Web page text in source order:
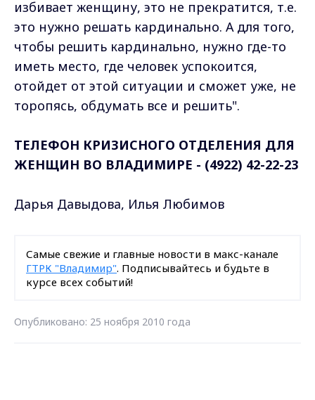
избивает женщину, это не прекратится, т.е.
это нужно решать кардинально. А для того,
чтобы решить кардинально, нужно где-то
иметь место, где человек успокоится,
отойдет от этой ситуации и сможет уже, не
торопясь, обдумать все и решить".
ТЕЛЕФОН КРИЗИСНОГО ОТДЕЛЕНИЯ ДЛЯ
ЖЕНЩИН ВО ВЛАДИМИРЕ - (4922) 42-22-23
Дарья Давыдова, Илья Любимов
Самые свежие и главные новости в макс-канале
ГТРК "Владимир". Подписывайтесь и будьте в
курсе всех событий!
Опубликовано: 25 ноября 2010 года